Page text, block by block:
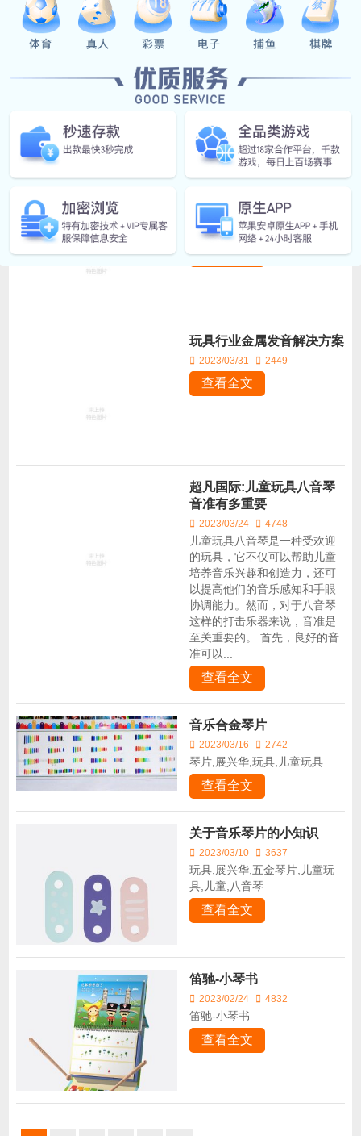
儿童音乐玩具中，五金琴片是
常见的一种乐器。五金琴片的
表面处理方法有喷油和喷粉两
比喷粉的更好呢？ 首先，喷油
可以为琴片带来更加深沉的颜
色和光泽度。喷油可以使琴片
表面形成一...
查看全文
属发音解决方案
2023/03/31 2465
查看全文
玩具行业金属发音解决方案
2023/03/31 2449
查看全文
超凡国际:儿童玩具八音琴
音准有多重要
2023/03/24 4748
儿童玩具八音琴是一种受欢迎
的玩具，它不仅可以帮助儿童
培养音乐兴趣和创造力，还可
以提高他们的音乐感知和手眼
协调能力。然而，对于八音琴
这样的打击乐器来说，音准是
至关重要的。 首先，良好的音
准可以...
查看全文
音乐合金琴片
2023/03/16 2742
琴片,展兴华,玩具,儿童玩具
查看全文
关于音乐琴片的小知识
2023/03/10 3637
玩具,展兴华,五金琴片,儿童玩
具,儿童,八音琴
查看全文
笛驰-小琴书
2023/02/24 4832
笛驰-小琴书
查看全文